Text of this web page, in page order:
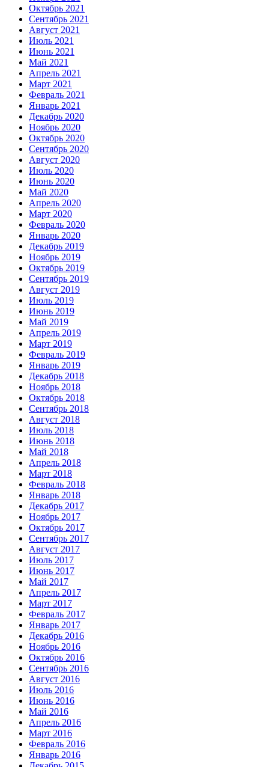
Октябрь 2021
Сентябрь 2021
Август 2021
Июль 2021
Июнь 2021
Май 2021
Апрель 2021
Март 2021
Февраль 2021
Январь 2021
Декабрь 2020
Ноябрь 2020
Октябрь 2020
Сентябрь 2020
Август 2020
Июль 2020
Июнь 2020
Май 2020
Апрель 2020
Март 2020
Февраль 2020
Январь 2020
Декабрь 2019
Ноябрь 2019
Октябрь 2019
Сентябрь 2019
Август 2019
Июль 2019
Июнь 2019
Май 2019
Апрель 2019
Март 2019
Февраль 2019
Январь 2019
Декабрь 2018
Ноябрь 2018
Октябрь 2018
Сентябрь 2018
Август 2018
Июль 2018
Июнь 2018
Май 2018
Апрель 2018
Март 2018
Февраль 2018
Январь 2018
Декабрь 2017
Ноябрь 2017
Октябрь 2017
Сентябрь 2017
Август 2017
Июль 2017
Июнь 2017
Май 2017
Апрель 2017
Март 2017
Февраль 2017
Январь 2017
Декабрь 2016
Ноябрь 2016
Октябрь 2016
Сентябрь 2016
Август 2016
Июль 2016
Июнь 2016
Май 2016
Апрель 2016
Март 2016
Февраль 2016
Январь 2016